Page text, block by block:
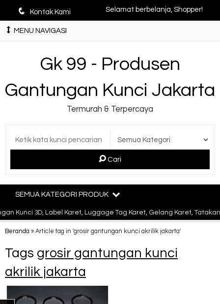
q Kontak Kami Selamat berbelanja, Shopper!
MENU NAVIGASI
Gk 99 - Produsen
Gantungan Kunci Jakarta
Termurah & Terpercaya
Cari
SEMUA KATEGORI PRODUK
Kunci 3D, Label Karet, Luggage Tag Karet, Gelang Karet,
Beranda » Article tag in 'grosir gantungan kunci akrilik jakarta'
Tags grosir gantungan kunci
akrilik jakarta